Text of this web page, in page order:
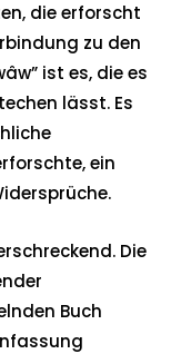
die erforscht
zu den
ist es, die es
lässt. Es
ein
Die
Buch